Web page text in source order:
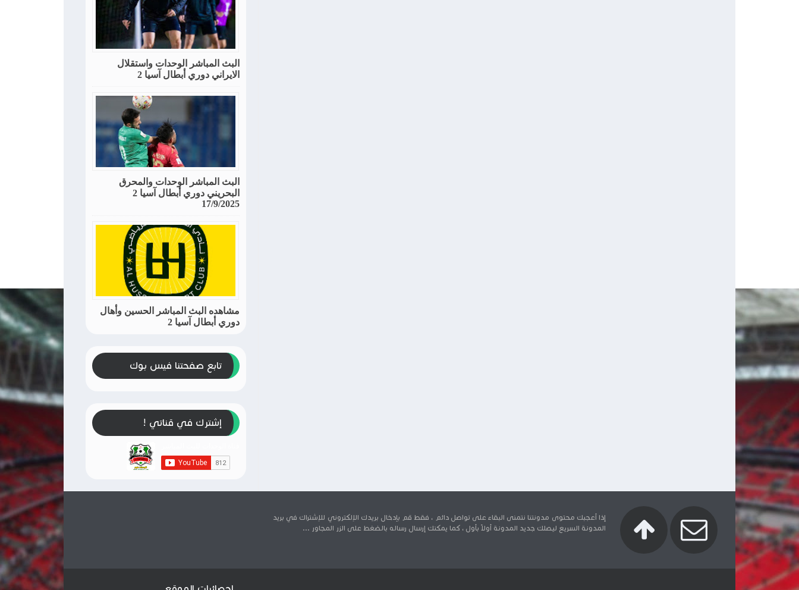
البث المباشر الوحدات واستقلال
الايراني دوري أبطال آسيا 2
البث المباشر الوحدات والمحرق
البحريني دوري أبطال آسيا 2
17/9/2025
مشاهده البث المباشر الحسين وأهال
دوري أبطال آسيا 2
تابع صفحتنا فيس بوك
إشترك في قناتي !
إذا أعجبك محتوى مدونتنا نتمنى البقاء على تواصل دائم ، فقط قم بإدخال بريدك الإلكتروني للإشتراك في بريد
المدونة السريع ليصلك جديد المدونة أولاً بأول ، كما يمكنك إرسال رساله بالضغط على الزر المجاور ...